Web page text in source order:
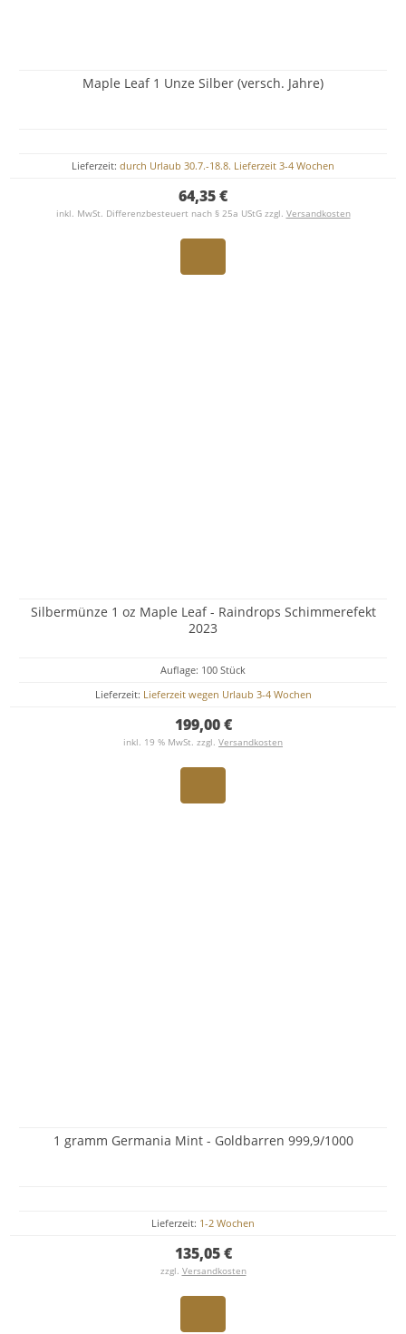
Maple Leaf 1 Unze Silber (versch. Jahre)
Lieferzeit: durch Urlaub 30.7.-18.8. Lieferzeit 3-4 Wochen
64,35 €
inkl. MwSt. Differenzbesteuert nach § 25a UStG zzgl. Versandkosten
Silbermünze 1 oz Maple Leaf - Raindrops Schimmerefekt
2023
Auflage: 100 Stück
Lieferzeit: Lieferzeit wegen Urlaub 3-4 Wochen
199,00 €
inkl. 19 % MwSt. zzgl. Versandkosten
1 gramm Germania Mint - Goldbarren 999,9/1000
Lieferzeit: 1-2 Wochen
135,05 €
zzgl. Versandkosten